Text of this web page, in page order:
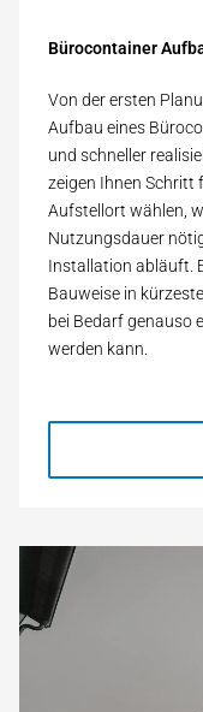
Bürocontainer
Von der ersten
Aufbau eines
und schneller
zeigen Ihnen Schritt
Aufstellort wählen,
Nutzungsdauer
Installation abläuft.
Bauweise in
bei Bedarf genauso
werden kann.